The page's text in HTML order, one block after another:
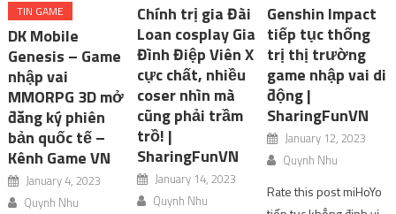
TIN GAME
DK Mobile
Genesis – Game
nhập vai
MMORPG 3D mở
đăng ký phiên
bản quốc tế –
Kênh Game VN
January 4, 2023
Quynh Nhu
Chính trị gia Đài
Loan cosplay Gia
Đình Điệp Viên X
cực chất, nhiều
coser nhìn mà
cũng phải trầm
trồ! |
SharingFunVN
January 14, 2023
Quynh Nhu
Genshin Impact
tiếp tục thống
trị thị trường
game nhập vai di
động |
SharingFunVN
January 12, 2023
Quynh Nhu
Rate this post miHoYo